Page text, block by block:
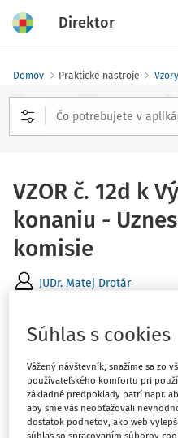
Direktor
Domov Praktické nástroje Vzory
VZOR č. 12d k
konaniu -
komisie
JUDr. Matej Drotár
1 minúta čítania
dokumentov celého
uznesenia musí jednak
konania a zároveň musí
Súhlas s cookies
Vážený návštevník, snažíme sa zo
používateľského komfortu pri
základné predpoklady patrí napr.
aby sme vás neobťažovali
dostatok podnetov, ako web